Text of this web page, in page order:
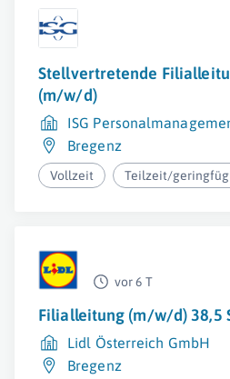
Stellvertretende
(m/w/d)
ISG
Bregenz
Vollzeit Teilzeit/
vor 6 T
Filialleitung (m/w/d) 38,5
Lidl Österreich GmbH
Bregenz